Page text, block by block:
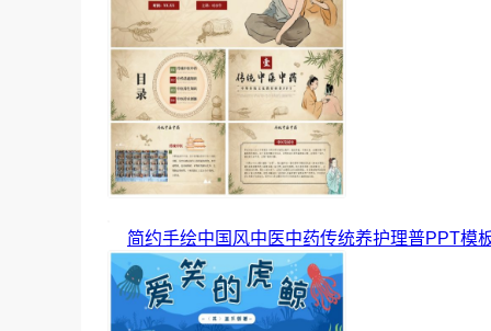
简约手绘中国风中医中药传统养护理普PPT模